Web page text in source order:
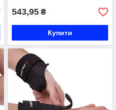
543,95 ₴
Купити